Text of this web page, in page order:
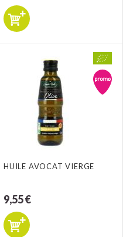
HUILE AVOCAT VIERGE
9,55 €